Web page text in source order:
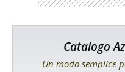
Catalogo
Un modo semplice